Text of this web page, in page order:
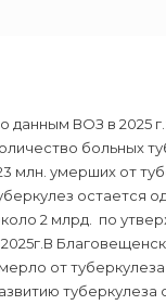
данным ВОЗ в 2025 г.:
больных
млн. умерших от
остается
2 млрд. по
от туберкулеза
туберкулеза